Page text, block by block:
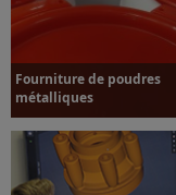
Fourniture de poudres
métalliques